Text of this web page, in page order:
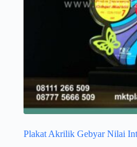
Plakat Akrilik Gebyar Nilai